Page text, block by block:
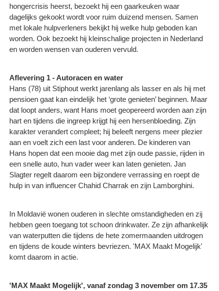
hongercrisis heerst, bezoekt hij een gaarkeuken waar
dagelijks gekookt wordt voor ruim duizend mensen. Samen
met lokale hulpverleners bekijkt hij welke hulp geboden kan
worden. Ook bezoekt hij kleinschalige projecten in Nederland
en worden wensen van ouderen vervuld.
Aflevering 1 - Autoracen en water
Hans (78) uit Stiphout werkt jarenlang als lasser en als hij met
pensioen gaat kan eindelijk het ‘grote genieten’ beginnen. Maar
dat loopt anders, want Hans moet geopereerd worden aan zijn
hart en tijdens die ingreep krijgt hij een hersenbloeding. Zijn
karakter verandert compleet; hij beleeft nergens meer plezier
aan en voelt zich een last voor anderen. De kinderen van
Hans hopen dat een mooie dag met zijn oude passie, rijden in
een snelle auto, hun vader weer kan laten genieten. Jan
Slagter regelt daarom een bijzondere verrassing en roept de
hulp in van influencer Chahid Charrak en zijn Lamborghini.
In Moldavië wonen ouderen in slechte omstandigheden en zij
hebben geen toegang tot schoon drinkwater. Ze zijn afhankelijk
van waterputten die tijdens de hete zomermaanden uitdrogen
en tijdens de koude winters bevriezen. 'MAX Maakt Mogelijk'
komt daarom in actie.
'MAX Maakt Mogelijk', vanaf zondag 3 november om 17.35